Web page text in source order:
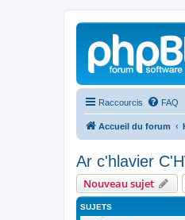
Raccourcis FAQ
Accueil du forum
Ar c'hlavier
Nouveau sujet
SUJETS